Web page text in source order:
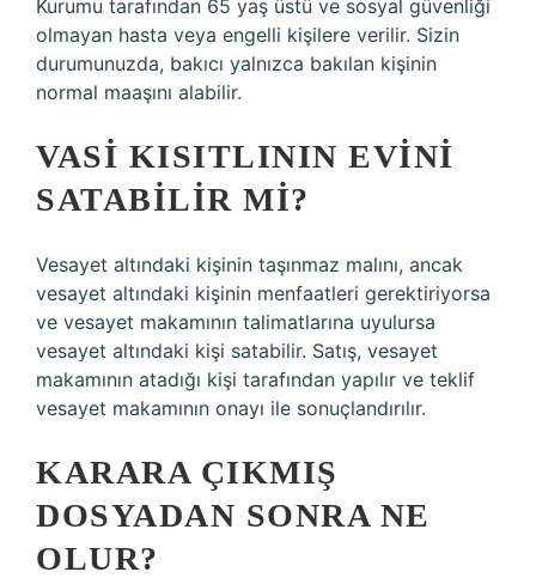
Kurumu tarafından 65 yaş üstü ve sosyal güvenliği
olmayan hasta veya engelli kişilere verilir. Sizin
durumunuzda, bakıcı yalnızca bakılan kişinin
normal maaşını alabilir.
VASI KISITLININ EVINI
SATABILIR MI?
Vesayet altındaki kişinin taşınmaz malını, ancak
vesayet altındaki kişinin menfaatleri gerektiriyorsa
ve vesayet makamının talimatlarına uyulursa
vesayet altındaki kişi satabilir. Satış, vesayet
makamının atadığı kişi tarafından yapılır ve teklif
vesayet makamının onayı ile sonuçlandırılır.
KARARA ÇIKMIŞ
DOSYADAN SONRA NE
OLUR?